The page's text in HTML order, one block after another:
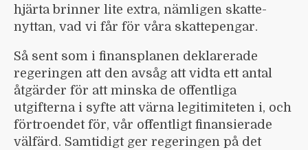
hjärta brinner lite extra, nämligen skatte­
nyttan, vad vi får för våra skatte­pengar.
Så sent som i finansplanen deklarerade
regeringen att den avsåg att vidta ett antal
åtgärder för att minska de offentliga
utgifterna i syfte att värna legitimiteten i, och
förtroendet för, vår offentligt finansierade
välfärd. Samtidigt ger regeringen på det